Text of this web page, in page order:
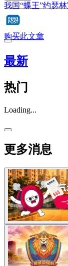
我国“蝶王”约瑟
购买此文章
最新
热门
Loading...
更多消息